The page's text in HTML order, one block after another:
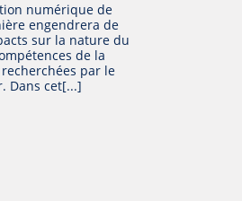
numérique de
engendrera de
sur la nature du
de la
par le
Dans cet[...]